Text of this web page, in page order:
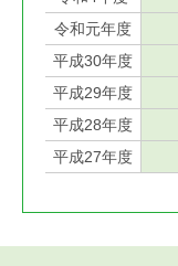
令和元年度
平成30年度
平成29年度
平成28年度
平成27年度